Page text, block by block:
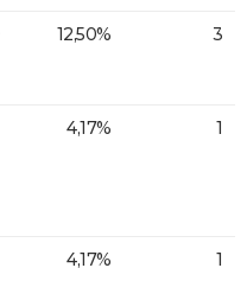
12,50% 3
4,17% 1
4,17% 1